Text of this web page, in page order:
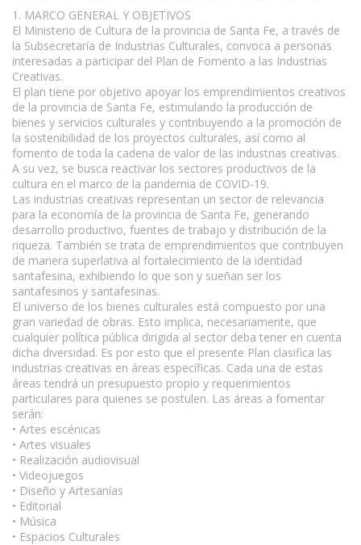
1. MARCO GENERAL Y OBJETIVOS
El Ministerio de Cultura de la provincia de Santa Fe, a través de
la Subsecretaría de Industrias Culturales, convoca a personas
interesadas a participar del Plan de Fomento a las Industrias
Creativas.
El plan tiene por objetivo apoyar los emprendimientos creativos
de la provincia de Santa Fe, estimulando la producción de
bienes y servicios culturales y contribuyendo a la promoción de
la sostenibilidad de los proyectos culturales, así como al
fomento de toda la cadena de valor de las industrias creativas.
A su vez, se busca reactivar los sectores productivos de la
cultura en el marco de la pandemia de COVID-19.
Las industrias creativas representan un sector de relevancia
para la economía de la provincia de Santa Fe, generando
desarrollo productivo, fuentes de trabajo y distribución de la
riqueza. También se trata de emprendimientos que contribuyen
de manera superlativa al fortalecimiento de la identidad
santafesina, exhibiendo lo que son y sueñan ser los
santafesinos y santafesinas.
El universo de los bienes culturales está compuesto por una
gran variedad de obras. Esto implica, necesariamente, que
cualquier política pública dirigida al sector deba tener en cuenta
dicha diversidad. Es por esto que el presente Plan clasifica las
industrias creativas en áreas específicas. Cada una de estas
áreas tendrá un presupuesto propio y requerimientos
particulares para quienes se postulen. Las áreas a fomentar
serán:
• Artes escénicas
• Artes visuales
• Realización audiovisual
• Videojuegos
• Diseño y Artesanías
• Editorial
• Música
• Espacios Culturales